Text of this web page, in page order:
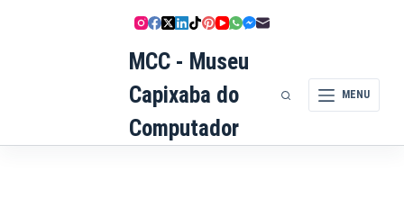
MCC - Museu
Capixaba do
Computador
MENU